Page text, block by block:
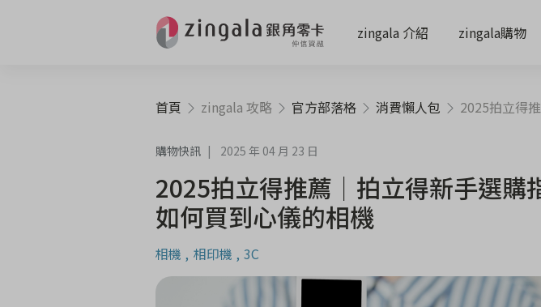
zingala 介紹 zingala購物
首頁 zingala 攻略 官方部落格 消費懶人包 2025拍立得推薦｜拍立得新手
購物快訊 2025 年 04 月 23 日
2025拍立得推薦｜拍立得新手選購
如何買到心儀的相機
相機 相印機 3C